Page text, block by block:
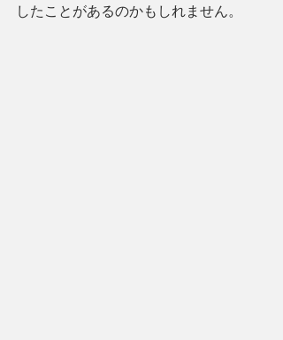
したことがあるのかもしれません。